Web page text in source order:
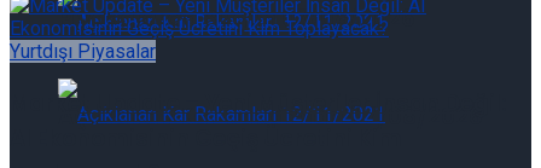
Açıklanan Kar Rakamları 07/08/2026
Piyasalarda Bugün 07/08/2026
Yurtdışı Piyasalar
Market Update – Yeni Müşteriler İnsan Değil: